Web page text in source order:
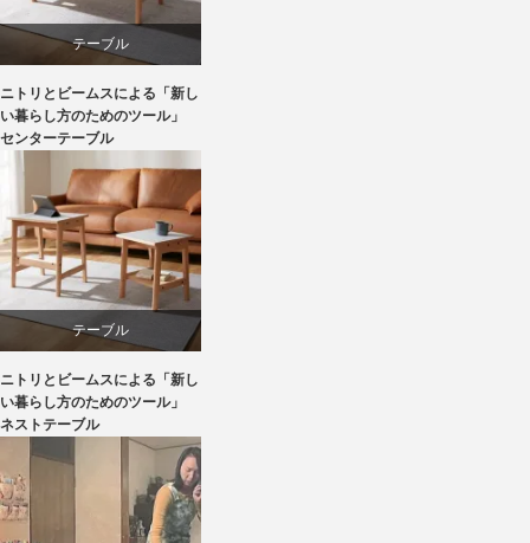
テーブル
ニトリ
ビーチ
ライフスタイル
家具
ニトリとビームスによる「新し
い暮らし方のためのツール」
センターテーブル
テーブル
ニトリ
ブランディング
ニトリとビームスによる「新し
い暮らし方のためのツール」
ネストテーブル